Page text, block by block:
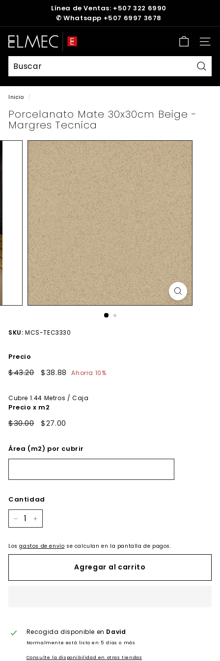
diapositivas
pausa
Línea de Ventas: +507 322 6990
✆ Whatsapp +507 6997 3678
E
L
M
E
C
Inicio /
Porcelanato Mate 30x30cm Beige -
Margres Tecnica
SKU: MCS-TEC3330
Precio
Precio
$43.20$43.20
Precio
$38.88 $38.88
Ahorra 10%
Cubre 1.44 Metros / Caja
Precio x m2
$30.00 $27.00
Área (m2) por cubrir
Cantidad
Losgastos de envío se calculan en la pantalla de pagos.
Agregar al carrito
Recogida disponible en David
Normalmente está listo en 5 días o más
Consulte la disponibilidad en otras tiendas